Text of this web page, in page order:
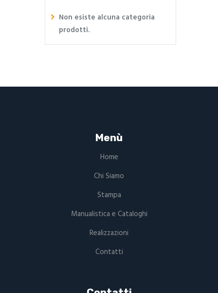
Non esiste alcuna categoria
prodotti.
Menù
Home
Chi Siamo
Stampa
Manualistica e Cataloghi
Realizzazioni
Contatti